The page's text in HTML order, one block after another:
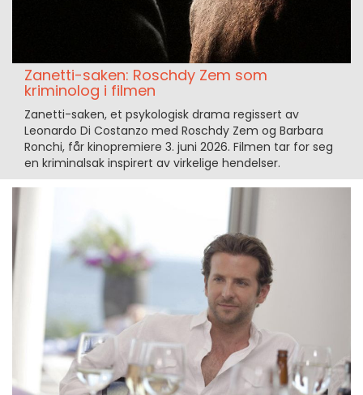
Zanetti-saken: Roschdy Zem som
kriminolog i filmen
Zanetti-saken, et psykologisk drama regissert av
Leonardo Di Costanzo med Roschdy Zem og Barbara
Ronchi, får kinopremiere 3. juni 2026. Filmen tar for seg
en kriminalsak inspirert av virkelige hendelser.